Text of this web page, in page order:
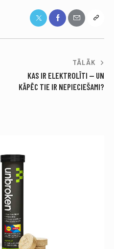
TĀLĀK
KAS IR ELEKTROLĪTI — UN
KĀPĒC TIE IR NEPIECIEŠAMI?